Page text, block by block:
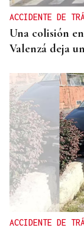
ACCIDENTE DE
Una colisión
Valenzá deja
ACCIDENTE DE